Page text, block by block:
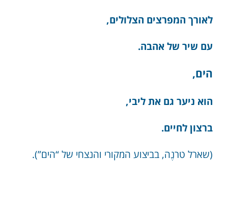
לאורך המפרצים הצלולים,
עם שיר של אהבה.
הים,
הוא ניער גם את ליבי,
ברצון לחיים.
(שארל טרנֶה, בביצוע המקורי והנצחי של “הים”).